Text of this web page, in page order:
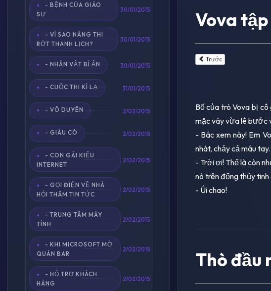
- BỆNH CỦA GIÁO
SƯ
30/01/2015
- VÌ SAO NÀNG THI
RỚT THANH LỊCH?
30/01/2015
- NHÂN VẬT BÍ ẨN 30/01/2015
- CUỘC THI KÌ LẠ 31/01/2015
- VÔ DUYÊN 2/02/2015
- GIÀU CÓ 2/02/2015
- CON GÁI KIỂU
INTERNET
2/02/2015
- GỌI ĐIỆN VỀ NHÀ
HỎI THĂM TIN TỨC
2/02/2015
- TRUNG TÂM MÁY
TÍNH
2/02/2015
- KHI MICROSOFT MỞ
QUÁN BAR
2/02/2015
- HỖ TRỢ KHÁCH
HÀNG
2/02/2015
Vova tập
Trước
Bố của trò Vova bị
mặc váy vừa lê bước
- Bác xem này! Em
nhát, chảy cả máu tay.
- Trời ơi! Thế là còn
nó trên đống thủy tinh
- Úi chao!
Thò đầu